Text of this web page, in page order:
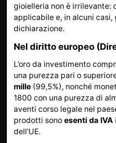
gioielleria non è irrilevante:
applicabile e, in alcuni casi,
dichiarazione.
Nel diritto europeo
L’oro da investimento
una purezza pari o
mille (99,5%), nonché
1800 con una purezza di
aventi corso legale nel
prodotti sono esenti da IVA
dell’UE.